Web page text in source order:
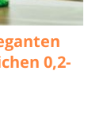
0,2-